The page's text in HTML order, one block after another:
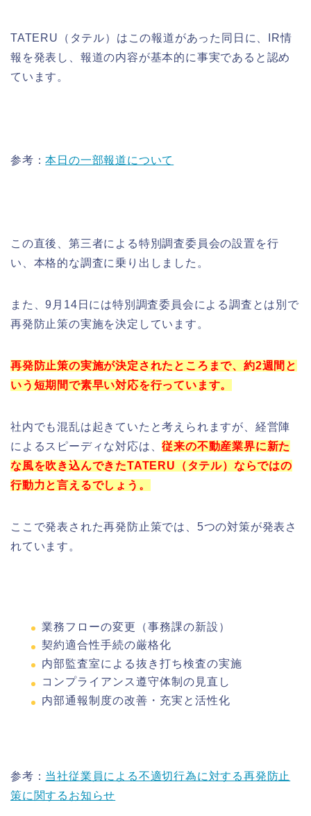
TATERU（タテル）はこの報道があった同日に、IR情
報を発表し、報道の内容が基本的に事実であると認め
ています。
参考：本日の一部報道について
この直後、第三者による特別調査委員会の設置を行
い、本格的な調査に乗り出しました。
また、9月14日には特別調査委員会による調査とは別で
再発防止策の実施を決定しています。
再発防止策の実施が決定されたところまで、約2週間と
いう短期間で素早い対応を行っています。
社内でも混乱は起きていたと考えられますが、経営陣
によるスピーディな対応は、従来の不動産業界に新た
な風を吹き込んできたTATERU（タテル）ならではの
行動力と言えるでしょう。
ここで発表された再発防止策では、5つの対策が発表さ
れています。
業務フローの変更（事務課の新設）
契約適合性手続の厳格化
内部監査室による抜き打ち検査の実施
コンプライアンス遵守体制の見直し
内部通報制度の改善・充実と活性化
参考： 当社従業員による不適切行為に対する再発防止
策に関するお知らせ